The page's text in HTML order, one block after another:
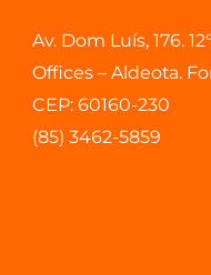
Av. Dom Luís, 176.
Offices – Aldeota.
CEP: 60160-230
(85) 3462-5859